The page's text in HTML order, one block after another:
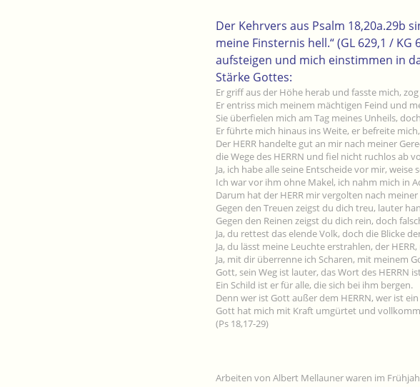
Der Kehrvers aus Psalm 18,20a.29b
meine Finsternis hell.“ (GL 629,1 /
aufsteigen und mich einstimmen in
Stärke Gottes:
Er griff aus der Höhe herab und fasste mich,
Er entriss mich meinem mächtigen Feind und
Sie überfielen mich am Tag meines Unheils,
Er führte mich hinaus ins Weite, er befreite
Der HERR handelte gut an mir nach meiner
die Wege des HERRN und fiel nicht ruchlos ab
Ja, ich habe alle seine Entscheide vor mir,
Ich war vor ihm ohne Makel, ich nahm mich in
Darum hat der HERR mir vergolten nach
Gegen den Treuen zeigst du dich treu, lauter
Gegen den Reinen zeigst du dich rein, doch
Ja, du rettest das elende Volk, doch die Blicke
Ja, du lässt meine Leuchte erstrahlen, der
Ja, mit dir überrenne ich Scharen, mit meinem
Gott, sein Weg ist lauter, das Wort des HERRN
Ein Schild ist er für alle, die sich bei ihm bergen.
Denn wer ist Gott außer dem HERRN, wer ist
Gott hat mich mit Kraft umgürtet und
(Ps 18,17-29)
Arbeiten von Albert Mellauner waren im